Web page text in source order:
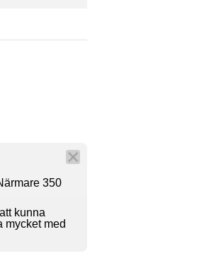
350
kunna
mycket med